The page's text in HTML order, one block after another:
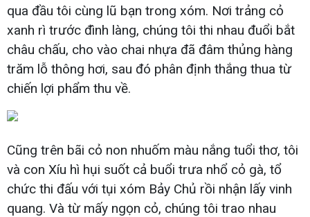
qua đầu tôi cùng lũ bạn trong xóm. Nơi trảng cỏ
xanh rì trước đình làng, chúng tôi thi nhau đuổi bắt
châu chấu, cho vào chai nhựa đã đâm thủng hàng
trăm lỗ thông hơi, sau đó phân định thắng thua từ
chiến lợi phẩm thu về.
Cũng trên bãi cỏ non nhuốm màu nắng tuổi thơ, tôi
và con Xíu hì hụi suốt cả buổi trưa nhổ cỏ gà, tổ
chức thi đấu với tụi xóm Bảy Chủ rồi nhận lấy vinh
quang. Và từ mấy ngọn cỏ, chúng tôi trao nhau